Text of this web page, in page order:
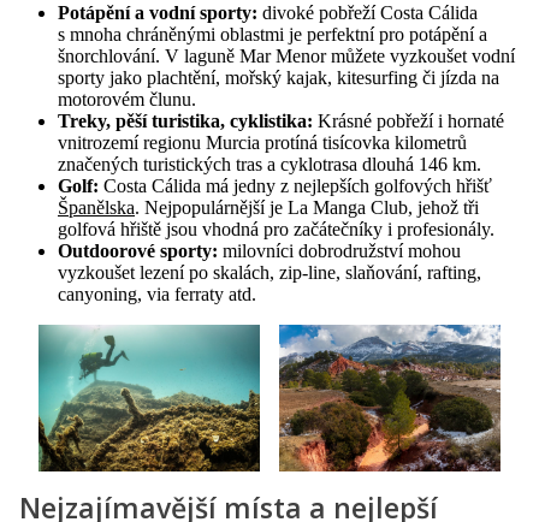
Potápění a vodní sporty: divoké pobřeží Costa Cálida
s mnoha chráněnými oblastmi je perfektní pro potápění a
šnorchlování. V laguně Mar Menor můžete vyzkoušet vodní
sporty jako plachtění, mořský kajak, kitesurfing či jízda na
motorovém člunu.
Treky, pěší turistika, cyklistika: Krásné pobřeží i hornaté
vnitrozemí regionu Murcia protíná tisícovka kilometrů
značených turistických tras a cyklotrasa dlouhá 146 km.
Golf: Costa Cálida má jedny z nejlepších golfových hřišť
Španělska. Nejpopulárnější je La Manga Club, jehož tři
golfová hřiště jsou vhodná pro začátečníky i profesionály.
Outdoorové sporty: milovníci dobrodružství mohou
vyzkoušet lezení po skalách, zip-line, slaňování, rafting,
canyoning, via ferraty atd.
Nejzajímavější místa a nejlepší